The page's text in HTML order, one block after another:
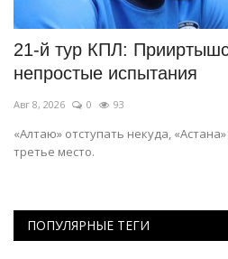
21-й тур КПЛ:
непростые испытания
Авг 8, 2026 0 93
«Алтаю» отступать некуда,
третье место.
ПОПУЛЯРНЫЕ ТЕГИ